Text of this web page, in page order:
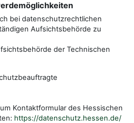
bei datenschutzrechtlichen
Aufsichtsbehörde zu
der Technischen
Kontaktformular des Hessischen
https://datenschutz.hessen.de/